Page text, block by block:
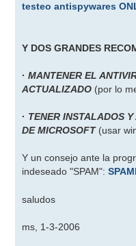
testeo antispywares
Y DOS GRANDES
·MANTENER EL
ACTUALIZADO (por lo
· TENER INSTALADOS
DE MICROSOFT (usar
Y un consejo ante la
indeseado "SPAM":
saludos
ms, 1-3-2006